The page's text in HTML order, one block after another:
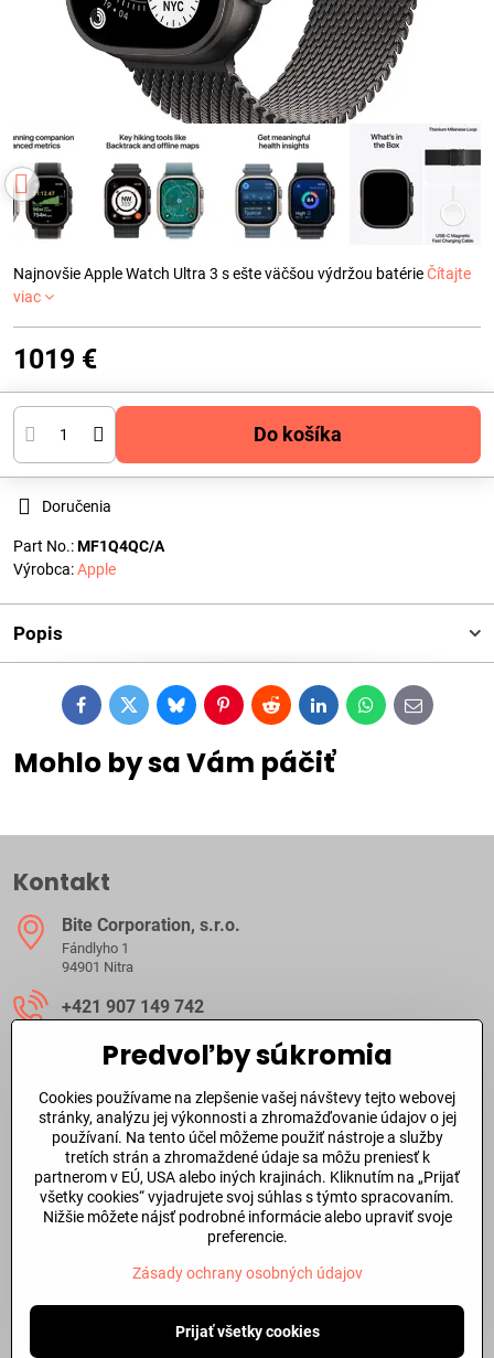
Najnovšie Apple Watch Ultra 3 s ešte väčšou výdržou batérieČítajte
viac
1019 €
Do košíka
Doručenia
Part No.:MF1Q4QC/A
Výrobca:Apple
Popis
FacebookTwitterBlueskyPinterestRedditLinkedInWhatsApp
E-
mail
Mohlo by sa Vám páčiť
Kontakt
Bite Corporation, s​.r​.o​.
Fándlyho 1
94901 Nitra
+421 907 149 742
ibite​@ibite​.sk
Ako dlho trvá dodanie?
O skladových zásobách a dodacej doby tovaru sa môžete
informovať aj telefonickyalebo prostredníctvomemailu.
©2026Copyright
Predvoľby súkromiaZásady ochrany osobných údajov
Predvoľby súkromia
Cookies používame na zlepšenie vašej návštevy tejto webovej
stránky, analýzu jej výkonnosti a zhromažďovanie údajov o jej
používaní. Na tento účel môžeme použiť nástroje a služby
tretích strán a zhromaždené údaje sa môžu preniesť k
partnerom v EÚ, USA alebo iných krajinách. Kliknutím na „Prijať
všetky cookies“ vyjadrujete svoj súhlas s týmto spracovaním.
Nižšie môžete nájsť podrobné informácie alebo upraviť svoje
preferencie.
Zásady ochrany osobných údajov
Prijať všetky cookies